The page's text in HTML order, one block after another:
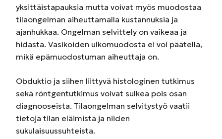
yksittäistapauksia mutta voivat myös muodostaa
tilaongelman aiheuttamalla kustannuksia ja
ajanhukkaa. Ongelman selvittely on vaikeaa ja
hidasta. Vasikoiden ulkomuodosta ei voi päätellä,
mikä epämuodostuman aiheuttaja on.
Obduktio ja siihen liittyvä histologinen tutkimus
sekä röntgentutkimus voivat sulkea pois osan
diagnooseista. Tilaongelman selvitystyö vaatii
tietoja tilan eläimistä ja niiden
sukulaisuussuhteista.